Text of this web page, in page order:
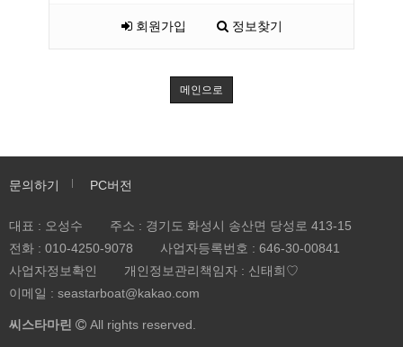
회원가입 정보찾기
메인으로
문의하기 PC버전
대표 : 오성수
주소 : 경기도 화성시 송산면 당성로 413-15
전화 : 010-4250-9078 사업자등록번호 : 646-30-00841
사업자정보확인
개인정보관리책임자 : 신태희♡
이메일 : seastarboat@kakao.com
씨스타마린 All rights reserved.